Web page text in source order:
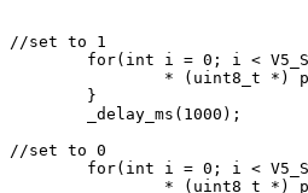
//set to 1
//set to 0